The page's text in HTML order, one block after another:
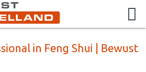
in Feng Shui | Bewust